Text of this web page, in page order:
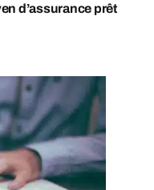
d’assurance prêt